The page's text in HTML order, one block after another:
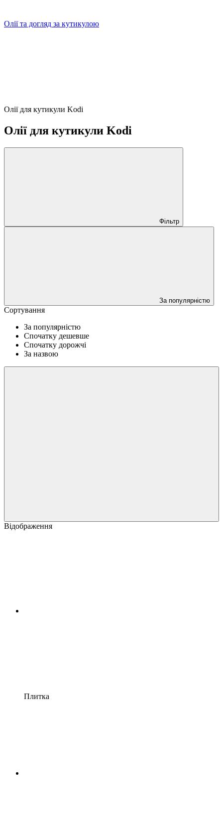
Олії та догляд за кутикулою
Олії для кутикули Kodi
Олії для кутикули Kodi
Фільтр
За популярністю
Сортування
За популярністю
Спочатку дешевше
Спочатку дорожчі
За назвою
Відображення
Плитка